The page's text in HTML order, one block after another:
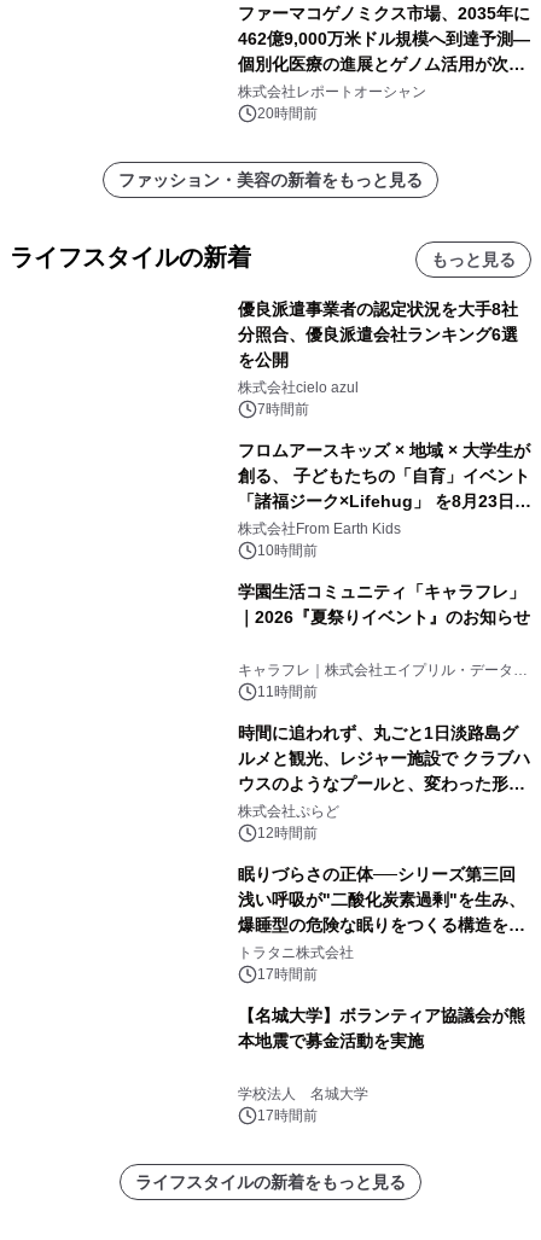
ファーマコゲノミクス市場、2035年に
462億9,000万米ドル規模へ到達予測―
個別化医療の進展とゲノム活用が次世
代ヘルスケア投資を加速
株式会社レポートオーシャン
20時間前
ファッション・美容の新着をもっと見る
ライフスタイルの新着 もっと見る
優良派遣事業者の認定状況を大手8社
分照合、優良派遣会社ランキング6選
を公開
株式会社cielo azul
7時間前
フロムアースキッズ × 地域 × 大学生が
創る、 子どもたちの「自育」イベント
「諸福ジーク×Lifehug」 を8月23日
(日)開催
株式会社From Earth Kids
10時間前
学園生活コミュニティ「キャラフレ」
｜2026『夏祭りイベント』のお知らせ
キャラフレ｜株式会社エイプリル・データ・
デザインズ
11時間前
時間に追われず、丸ごと1日淡路島グ
ルメと観光、レジャー施設で クラブハ
ウスのようなプールと、変わった形の
サウナも 「THE BOXY AWAJI」のお
得な素泊まり連泊プランで
株式会社ぷらど
12時間前
眠りづらさの正体──シリーズ第三回
浅い呼吸が"二酸化炭素過剰"を生み、
爆睡型の危険な眠りをつくる構造を解
説
トラタニ株式会社
17時間前
【名城大学】ボランティア協議会が熊
本地震で募金活動を実施
学校法人 名城大学
17時間前
ライフスタイルの新着をもっと見る